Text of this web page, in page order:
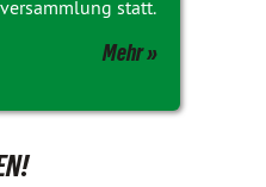
statt.
Mehr